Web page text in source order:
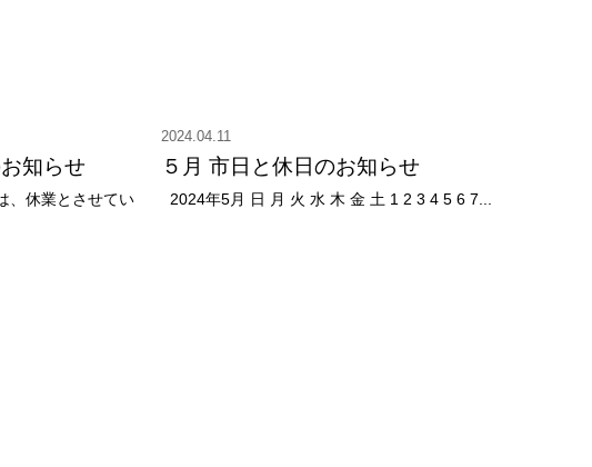
知らせ
、休業とさせてい
2024.04.11
５月 市日と休日のお知らせ
2024年5月 日 月 火 水 木 金 土 1 2 3 4 5 6 7...